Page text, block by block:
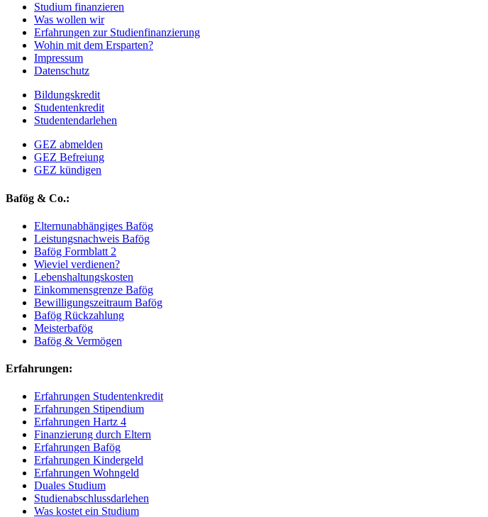
Studium finanzieren
Was wollen wir
Erfahrungen zur Studienfinanzierung
Wohin mit dem Ersparten?
Impressum
Datenschutz
Bildungskredit
Studentenkredit
Studentendarlehen
GEZ abmelden
GEZ Befreiung
GEZ kündigen
Bafög & Co.:
Elternunabhängiges Bafög
Leistungsnachweis Bafög
Bafög Formblatt 2
Wieviel verdienen?
Lebenshaltungskosten
Einkommensgrenze Bafög
Bewilligungszeitraum Bafög
Bafög Rückzahlung
Meisterbafög
Bafög & Vermögen
Erfahrungen:
Erfahrungen Studentenkredit
Erfahrungen Stipendium
Erfahrungen Hartz 4
Finanzierung durch Eltern
Erfahrungen Bafög
Erfahrungen Kindergeld
Erfahrungen Wohngeld
Duales Studium
Studienabschlussdarlehen
Was kostet ein Studium